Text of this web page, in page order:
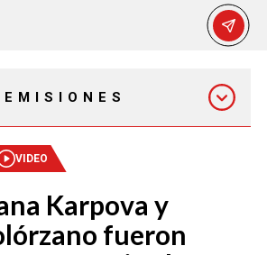
EMISIONES
MAÑANA EXPRESS
EMISIÓN 12:30 PM
VIDEO
Karpova y
fueron